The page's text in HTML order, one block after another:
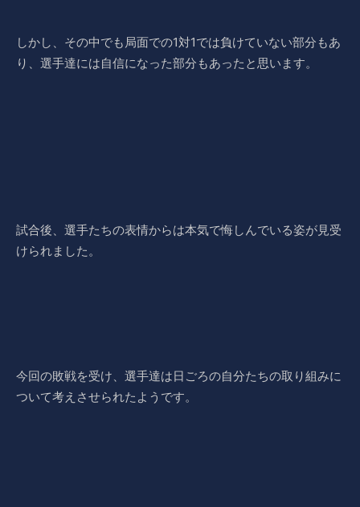
しかし、その中でも局面での1対1では負けていない部分もあ
り、選手達には自信になった部分もあったと思います。
試合後、選手たちの表情からは本気で悔しんでいる姿が見受
けられました。
今回の敗戦を受け、選手達は日ごろの自分たちの取り組みに
ついて考えさせられたようです。